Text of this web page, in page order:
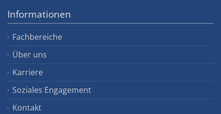
Informationen
Fachbereiche
Über uns
Karriere
Soziales Engagement
Kontakt